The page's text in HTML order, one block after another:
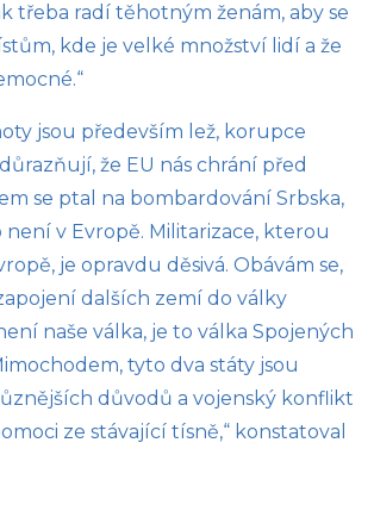
třeba radí těhotným ženám, aby se
kde je velké množství lidí a že
jsou především lež, korupce
že EU nás chrání před
se ptal na bombardování Srbska,
není v Evropě. Militarizace, kterou
je opravdu děsivá. Obávám se,
dalších zemí do války
naše válka, je to válka Spojených
tyto dva státy jsou
důvodů a vojenský konflikt
ze stávající tísně,“ konstatoval